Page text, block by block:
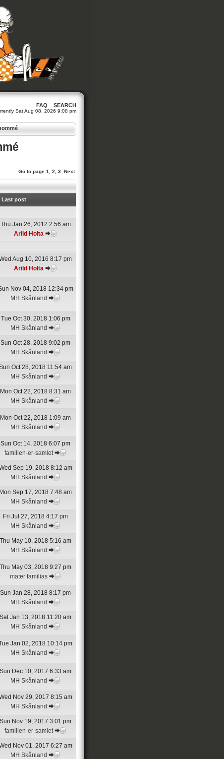
FAQ SEARCH
Sat Aug 08, 2026 9:08 pm
Go to page 1 2 3 Next
Last post
Thu Jan 26, 2012 2:56 am
Arild Holta
Aug 10, 2016 8:17 pm
Arild Holta
Nov 04, 2018 12:34 pm
MH Skånland
Tue Oct 30, 2018 1:06 pm
MH Skånland
Sun Oct 28, 2018 9:02 pm
MH Skånland
Oct 28, 2018 11:54 am
MH Skånland
Mon Oct 22, 2018 8:31 am
MH Skånland
Mon Oct 22, 2018 1:09 am
MH Skånland
Sun Oct 14, 2018 6:07 pm
familien-er-samlet
Sep 19, 2018 8:12 am
MH Skånland
Mon Sep 17, 2018 7:48 am
MH Skånland
Fri Jul 27, 2018 4:17 pm
MH Skånland
Thu May 10, 2018 5:16 am
MH Skånland
Thu May 03, 2018 9:27 pm
mater familias
Sun Jan 28, 2018 8:17 pm
MH Skånland
Sat Jan 13, 2018 11:20 am
MH Skånland
Jan 02, 2018 10:14 pm
MH Skånland
Sun Dec 10, 2017 6:33 am
MH Skånland
Nov 29, 2017 8:15 am
MH Skånland
Sun Nov 19, 2017 3:01 pm
familien-er-samlet
Nov 01, 2017 6:27 am
MH Skånland